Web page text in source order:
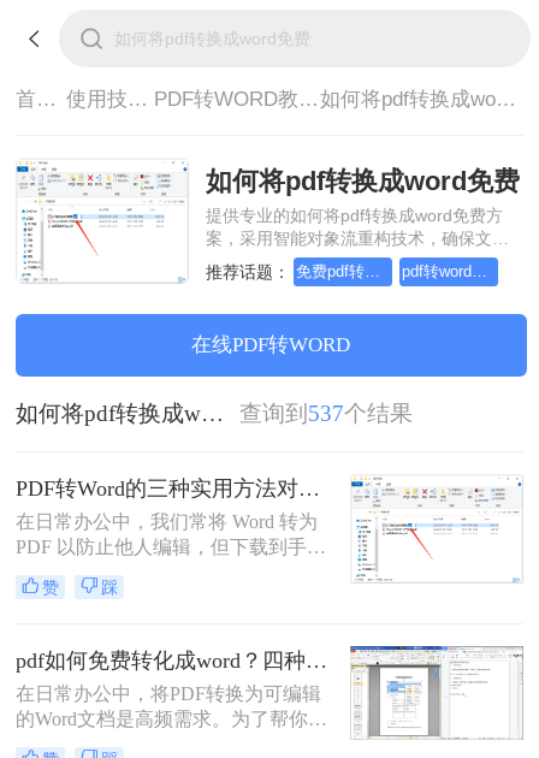
首页> 使用技巧> PDF转WORD教程> 如何将pdf转换成word免费
如何将pdf转换成word免费
提供专业的如何将pdf转换成word免费方
案，采用智能对象流重构技术，确保文档
1:1高保真还原且排版不乱码。支持一键批
量处理，全链路 SSL 加密保障隐私安全。
无需安装，高效办公。
推荐话题： 免费pdf转word的三种方法 pdf转word几乎完美的三种方式
在线PDF转WORD
如何将pdf转换成word免费 查询到 537个结果
PDF转Word的三种实用方法对比：可编辑、保格式、避风险！
在日常办公中，我们常将 Word 转为
PDF 以防止他人编辑，但下载到手的
PDF 往往又需要修改内容，这时就不
得不将 PDF 再转回 Word。然而，很
错乱，要么工具捆绑广告，甚至文件
受损。那么 PDF 如何改成 Word 文
档？本文从 转换质量、操作难度、文
件安全、批量能力 四个维度，对比三
种主流方法，帮助您快速选出最合适
赞 踩
pdf如何免费转化成word？四种方法对比与实操指南（附详细表格）
在日常办公中，将PDF转换为可编辑
的Word文档是高频需求。为了帮你快
速选出最适合自己的方案，下表汇总